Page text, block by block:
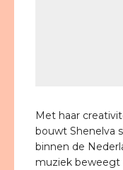
Met haar
bouwt Shenelva
binnen de
muziek beweegt